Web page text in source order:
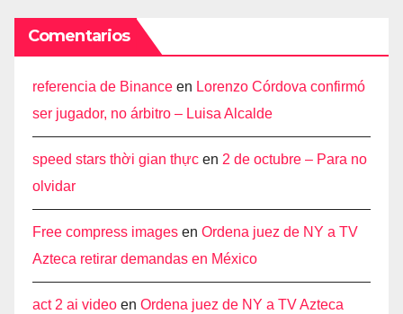
Comentarios
referencia de Binance en Lorenzo Córdova confirmó
ser jugador, no árbitro – Luisa Alcalde
speed stars thời gian thực en 2 de octubre – Para no
olvidar
Free compress images en Ordena juez de NY a TV
Azteca retirar demandas en México
act 2 ai video en Ordena juez de NY a TV Azteca